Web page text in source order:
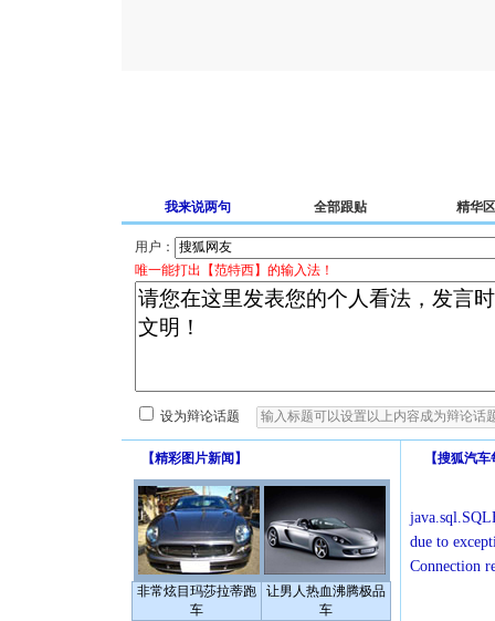
我来说两句 全部跟贴 精华区
用户：
唯一能打出【范特西】的输入法！
设为辩论话题
【精彩图片新闻 】
非常炫目玛莎拉蒂跑
车
让男人热血沸腾极品
车
【搜狐汽车
due to
Connection